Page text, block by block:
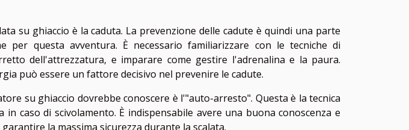
su ghiaccio è la caduta. La prevenzione delle cadute è quindi una parte
per questa avventura. È necessario familiarizzare con le tecniche di
dell'attrezzatura, e imparare come gestire l'adrenalina e la paura.
può essere un fattore decisivo nel prevenire le cadute.
su ghiaccio dovrebbe conoscere è l'"auto-arresto". Questa è la tecnica
caso di scivolamento. È indispensabile avere una buona conoscenza e
la massima sicurezza durante la scalata.